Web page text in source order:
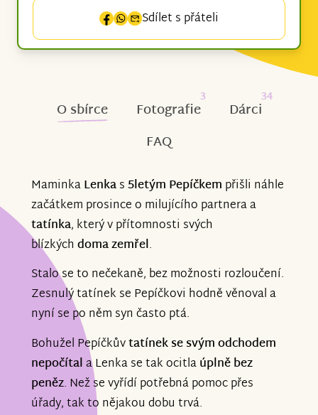
Sdílet s přáteli
O sbírce Fotografie
3
Dárci
34
FAQ
MaminkaLenkas 5letým Pepíčkem přišli náhle
začátkem prosince o milujícího partnera a
tatínka, který v přítomnosti svých
blízkých doma zemřel.
Stalo se to nečekaně, bez možnosti rozloučení.
Zesnulý tatínek se Pepíčkovi hodně věnoval a
nyní se po něm syn často ptá.
Bohužel Pepíčkůvtatínek se svým odchodem
nepočítala Lenka se tak ocitlaúplně bez
peněz. Než se vyřídí potřebná pomoc přes
úřady, tak to nějakou dobu trvá.